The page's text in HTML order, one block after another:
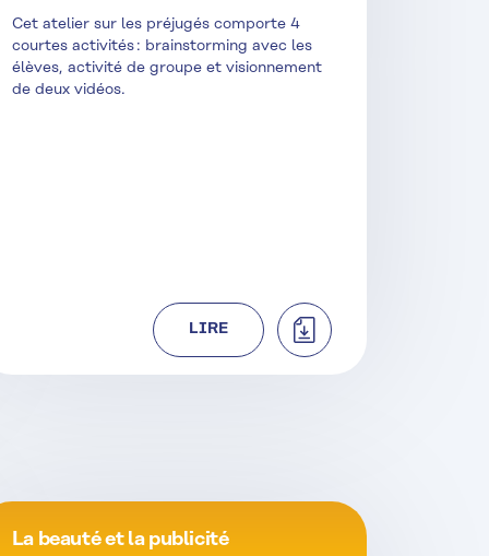
Cet atelier sur les préjugés comporte 4
courtes activités : brainstorming avec les
élèves, activité de groupe et visionnement
de deux vidéos.
LIRE TÉLÉCHARGER
La beauté et la publicité